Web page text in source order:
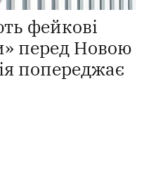
фейкові
перед Новою
попереджає